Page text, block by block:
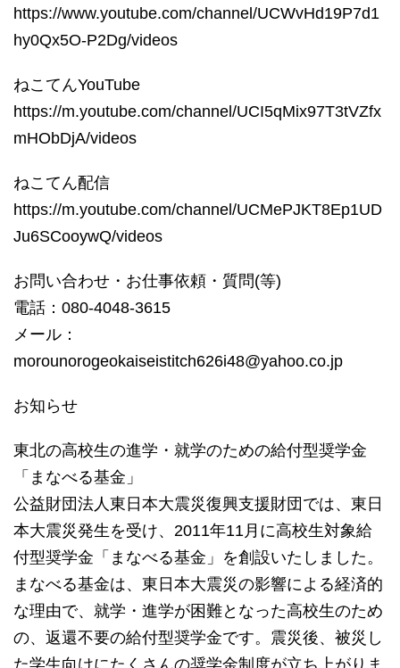
https://www.youtube.com/channel/UCWvHd19P7d1
hy0Qx5O-P2Dg/videos
ねこてんYouTube
https://m.youtube.com/channel/UCI5qMix97T3tVZfx
mHObDjA/videos
ねこてん配信
https://m.youtube.com/channel/UCMePJKT8Ep1UD
Ju6SCooywQ/videos
お問い合わせ・お仕事依頼・質問(等)
電話：080-4048-3615
メール：
morounorogeokaiseistitch626i48@yahoo.co.jp
お知らせ
東北の高校生の進学・就学のための給付型奨学金
「まなべる基金」
公益財団法人東日本大震災復興支援財団では、東日
本大震災発生を受け、2011年11月に高校生対象給
付型奨学金「まなべる基金」を創設いたしました。
まなべる基金は、東日本大震災の影響による経済的
な理由で、就学・進学が困難となった高校生のため
の、返還不要の給付型奨学金です。震災後、被災し